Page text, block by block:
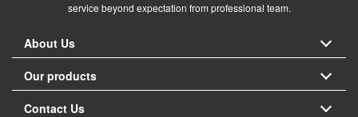
service beyond expectation from professional team.
About Us
Our products
Contact Us